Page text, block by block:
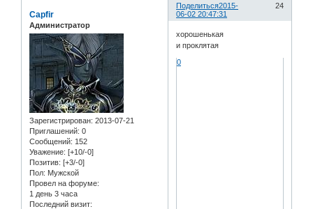
Поделиться 24
2015-
06-02 20:47:31
Capfir
Администратор
Зарегистрирован: 2013-07-21
Приглашений: 0
Сообщений: 152
Уважение: [+10/-0]
Позитив: [+3/-0]
Пол: Мужской
Провел на форуме:
1 день 3 часа
Последний визит:
хорошенькая
и проклятая
0